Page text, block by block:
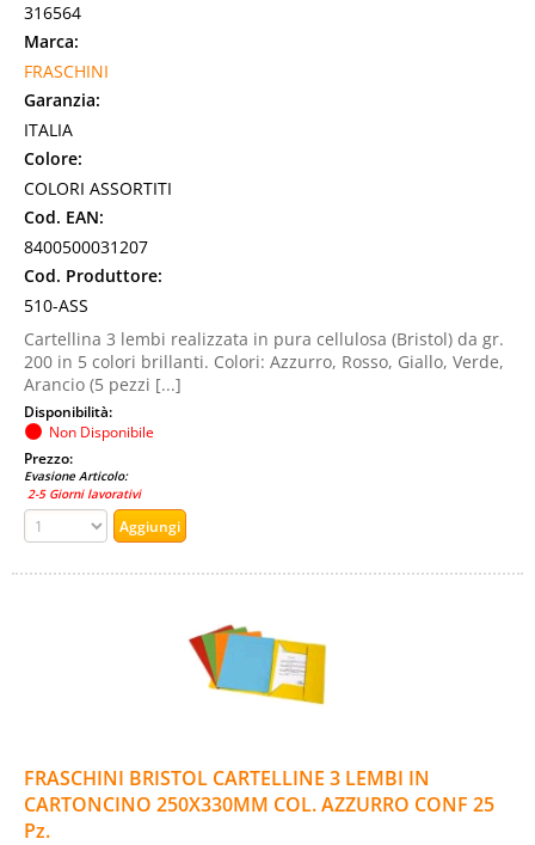
316564
Marca:
FRASCHINI
Garanzia:
ITALIA
Colore:
COLORI ASSORTITI
Cod. EAN:
8400500031207
Cod. Produttore:
510-ASS
Cartellina 3 lembi realizzata in pura cellulosa (Bristol) da gr.
200 in 5 colori brillanti. Colori: Azzurro, Rosso, Giallo, Verde,
Arancio (5 pezzi [...]
Disponibilità:
Non Disponibile
Prezzo:
Evasione Articolo:
2-5 Giorni lavorativi
FRASCHINI BRISTOL CARTELLINE 3 LEMBI IN
CARTONCINO 250X330MM COL. AZZURRO CONF 25
Pz.